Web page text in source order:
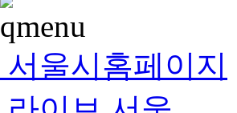
서울시홈페이지